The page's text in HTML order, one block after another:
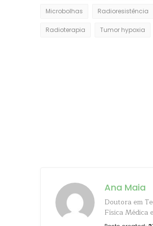
Microbolhas Radioresistência
Radioterapia Tumor hypoxia
Ana Maia
Doutora em
Física Médica